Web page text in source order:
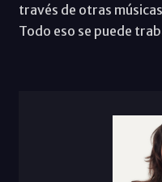
través de otras
Todo eso se puede